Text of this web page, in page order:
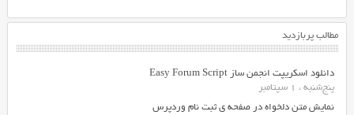
مطالب پربازدید
دانلود اسکریپت انجمن ساز Easy Forum Script
پنج‌شنبه ، 1 سپتامبر
نمایش متن دلخواه در صفحه ی ثبت نام وردپرس